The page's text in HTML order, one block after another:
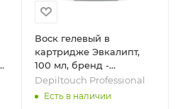
Воск гелевый в
картридже Эвкалипт,
100 мл, бренд -
Depiltouch Professional
Depiltouch Professional
Есть в наличии